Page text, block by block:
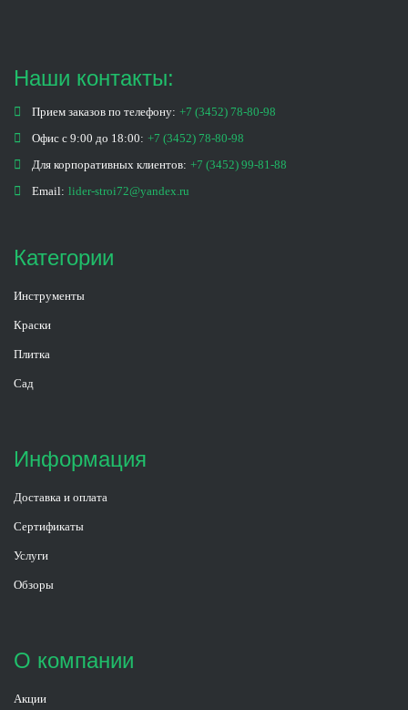
Наши контакты:
Прием заказов по телефону: +7 (3452) 78-80-98
Офис с 9:00 до 18:00: +7 (3452) 78-80-98
Для корпоративных клиентов: +7 (3452) 99-81-88
Email: lider-stroi72@yandex.ru
Категории
Инструменты
Краски
Плитка
Сад
Информация
Доставка и оплата
Сертификаты
Услуги
Обзоры
О компании
Акции